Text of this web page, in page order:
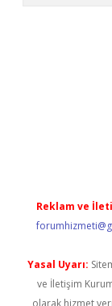
Reklam ve
Yasal Uyarı:
ve İletişim
olarak hizmet